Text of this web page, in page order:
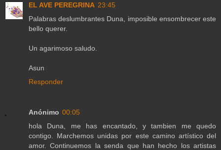
EL AVE PEREGRINA 23:45
Palabras deslumbrantes Duna, imposible ensombrecer este
bello querer.
Un agarimoso saludo.
Asun
Responder
Anónimo 00:05
hola Duna, me has encantado, y tambien me quedo
contigo. Marchemos unidas por este camino artístico del
amor. Continuemos la senda que han hecho los artistas